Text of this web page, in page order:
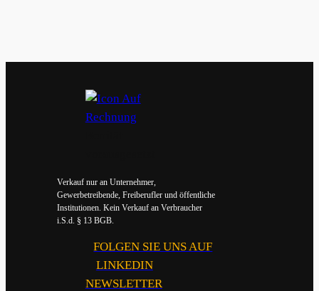
Verkauf nur an Unternehmer,
Gewerbetreibende, Freiberufler und öffentliche
Institutionen. Kein Verkauf an Verbraucher
i.S.d. § 13 BGB.
FOLGEN SIE UNS AUF
LINKEDIN
NEWSLETTER